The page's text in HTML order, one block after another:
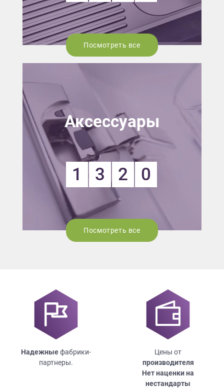
Посмотреть все
Аксессуары
1 3 2 0
Посмотреть все
Надежныефабрики-
партнеры.
Цены от
производителя
Нет наценки на
нестандарты